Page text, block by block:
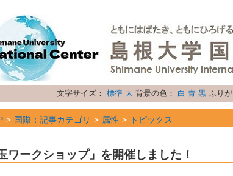
文字サイズ： 標準 大 背景の色： 白 青 黒 ふりが
国際：記事カテゴリ 属性 トピックス
ワークショップ」を開催しました！